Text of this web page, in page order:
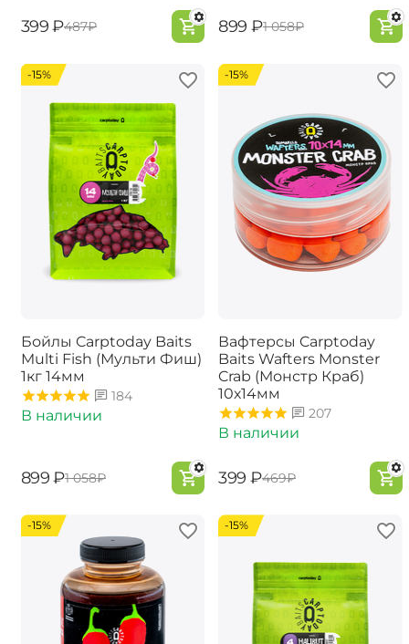
‍399‍ ₽‍487‍₽ ‍899‍ ₽‍1 058‍₽
-15%
Бойлы Carptoday Baits
Multi Fish (Мульти Фиш)
1кг 14мм
184
В наличии
‍899‍ ₽‍1 058‍₽
-15%
Вафтерсы Carptoday
Baits Wafters Monster
Crab (Монстр Краб)
10х14мм
207
В наличии
‍399‍ ₽‍469‍₽
-15% -15%